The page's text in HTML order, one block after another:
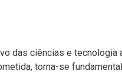
das ciências e tecnologia
torna-se